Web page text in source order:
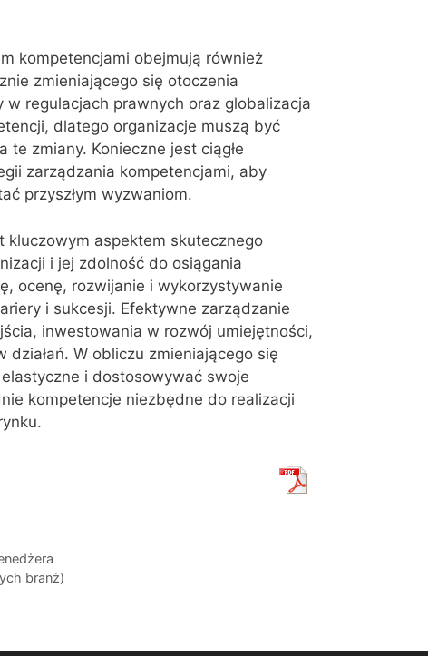
kompetencjami obejmują również
zmieniającego się otoczenia
regulacjach prawnych oraz globalizacja
dlatego organizacje muszą być
zmiany. Konieczne jest ciągłe
zarządzania kompetencjami, aby
przyszłym wyzwaniom.
kluczowym aspektem skutecznego
i jej zdolność do osiągania
ocenę, rozwijanie i wykorzystywanie
i sukcesji. Efektywne zarządzanie
inwestowania w rozwój umiejętności,
W obliczu zmieniającego się
i dostosowywać swoje
kompetencje niezbędne do realizacji
branż)